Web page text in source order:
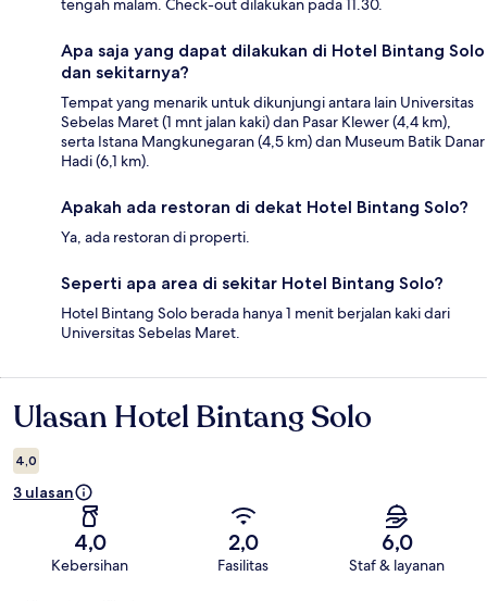
tengah malam. Check-out dilakukan pada 11.30.
Apa saja yang dapat dilakukan di Hotel Bintang Solo
dan sekitarnya?
Tempat yang menarik untuk dikunjungi antara lain Universitas
Sebelas Maret (1 mnt jalan kaki) dan Pasar Klewer (4,4 km),
serta Istana Mangkunegaran (4,5 km) dan Museum Batik Danar
Hadi (6,1 km).
Apakah ada restoran di dekat Hotel Bintang Solo?
Ya, ada restoran di properti.
Seperti apa area di sekitar Hotel Bintang Solo?
Hotel Bintang Solo berada hanya 1 menit berjalan kaki dari
Universitas Sebelas Maret.
Ulasan
Ulasan Hotel Bintang Solo
4,0
3 ulasan
4,0
Kebersihan
2,0
Fasilitas
6,0
Staf & layanan